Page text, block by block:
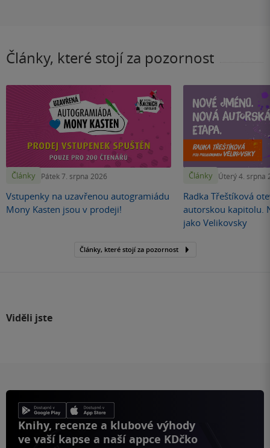
Články, které stojí za pozornost
Články Pátek 7. srpna 2026
Vstupenky na uzavřenou autogramiádu
Mony Kasten jsou v prodeji!
Články Úterý 4. srpna
Radka Třeštíková
autorskou kapitolu.
jako Velikovsky
Články, které stojí za pozornost
Viděli jste
Knihy, recenze a klubové výhody
ve vaší kapse a naší appce KDčko